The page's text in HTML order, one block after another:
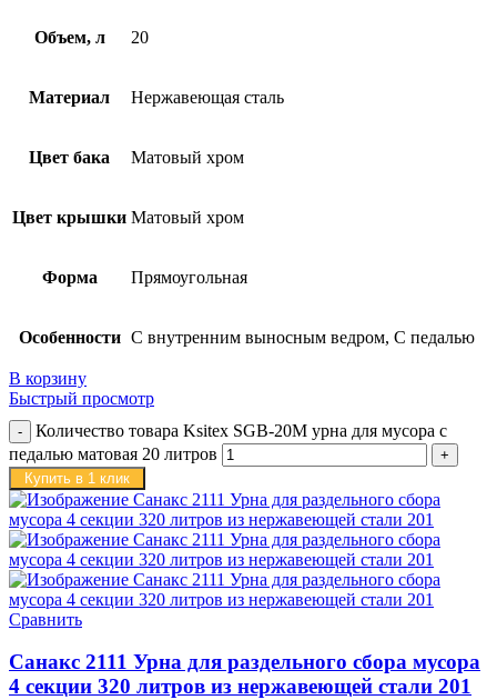
Объем, л 20
Материал Нержавеющая сталь
Цвет бака Матовый хром
Цвет крышки Матовый хром
Форма Прямоугольная
Особенности С внутренним выносным ведром, С педалью
В корзину
Быстрый просмотр
Количество товара Ksitex SGB-20M урна для мусора с
педалью матовая 20 литров
Купить в 1 клик
Сравнить
Санакс 2111 Урна для раздельного сбора мусора
4 секции 320 литров из нержавеющей стали 201